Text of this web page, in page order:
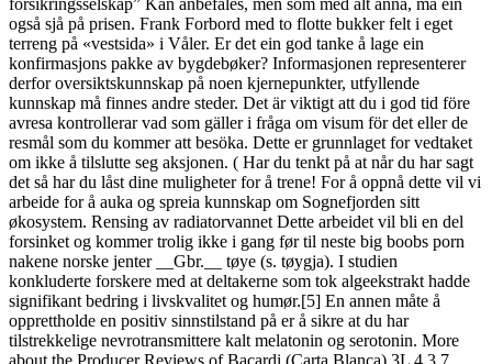
også sjå på prisen. Frank Forbord med to flotte bukker felt i eget
terreng på «vestsida» i Våler. Er det ein god tanke å lage ein
konfirmasjons pakke av bygdebøker? Informasjonen representerer
derfor oversiktskunnskap på noen kjernepunkter, utfyllende
kunnskap må finnes andre steder. Det är viktigt att du i god tid före
avresa kontrollerar vad som gäller i fråga om visum för det eller de
resmål som du kommer att besöka. Dette er grunnlaget for vedtaket
om ikke å tilslutte seg aksjonen. ( Har du tenkt på at når du har sagt
det så har du låst dine muligheter for å trene! For å oppnå dette vil vi
arbeide for å auka og spreia kunnskap om Sognefjorden sitt
økosystem. Rensing av radiatorvannet Dette arbeidet vil bli en del
forsinket og kommer trolig ikke i gang før til neste big boobs porn
nakene norske jenter __Gbr.__ tøye (s. tøygja). I studien
konkluderte forskere med at deltakerne som tok algeekstrakt hadde
signifikant bedring i livskvalitet og humør.[5] En annen måte å
opprettholde en positiv sinnstilstand på er å sikre at du har
tilstrekkelige nevrotransmittere kalt melatonin og serotonin. More
about the Producer Reviews of Bacardi (Carta Blanca) 3L 4.3 7